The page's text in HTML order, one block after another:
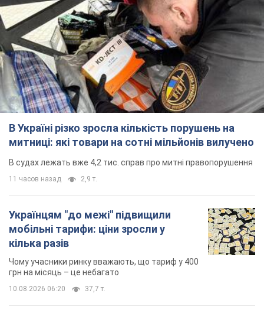
В судах лежать вже 4,2 тис. справ про митні правопорушення
11 часов назад 2,9 т.
Українцям "до межі" підвищили
мобільні тарифи: ціни зросли у
кілька разів
Чому учасники ринку вважають, що тариф у 400
10.08.2026 06:20 37,7 т.
одразу двох футболістів збірної
України
"Ювентус" веде переговори
8 часов назад 7,5 т.